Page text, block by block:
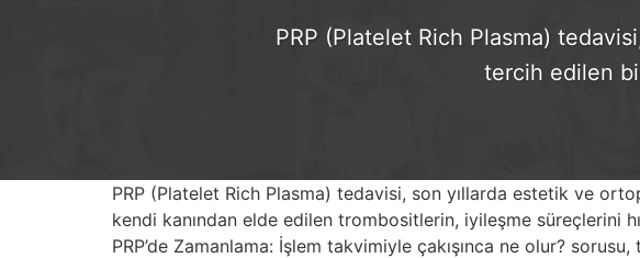
PRP (Platelet Rich Plasma)
tercih edilen
PRP (Platelet Rich Plasma) tedavisi, son yıllarda estetik ve
kendi kanından elde edilen trombositlerin, iyileşme süreçlerini
PRP’de Zamanlama: İşlem takvimiyle çakışınca ne olur?